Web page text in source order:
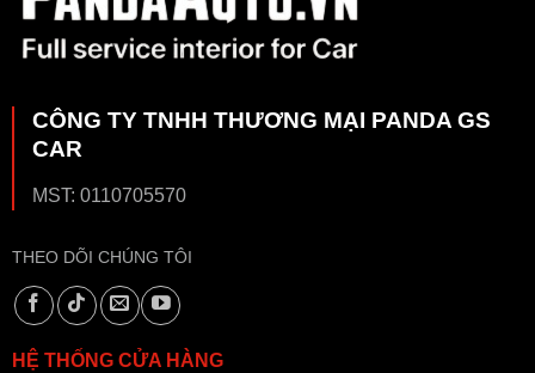
CÔNG TY TNHH THƯƠNG MẠI PANDA GS
CAR
MST: 0110705570
THEO DÕI CHÚNG TÔI
HỆ THỐNG CỬA HÀNG